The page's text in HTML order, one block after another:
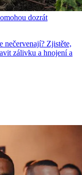
dozrát
nečervenají? Zjistěte,
zálivku a hnojení a